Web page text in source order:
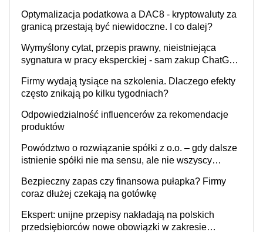
Optymalizacja podatkowa a DAC8 - kryptowaluty za
granicą przestają być niewidoczne. I co dalej?
Wymyślony cytat, przepis prawny, nieistniejąca
sygnatura w pracy eksperckiej - sam zakup ChatGPT
Firmy wydają tysiące na szkolenia. Dlaczego efekty
często znikają po kilku tygodniach?
Odpowiedzialność influencerów za rekomendacje
produktów
Powództwo o rozwiązanie spółki z o.o. – gdy dalsze
istnienie spółki nie ma sensu, ale nie wszyscy
Bezpieczny zapas czy finansowa pułapka? Firmy
coraz dłużej czekają na gotówkę
Ekspert: unijne przepisy nakładają na polskich
przedsiębiorców nowe obowiązki w zakresie